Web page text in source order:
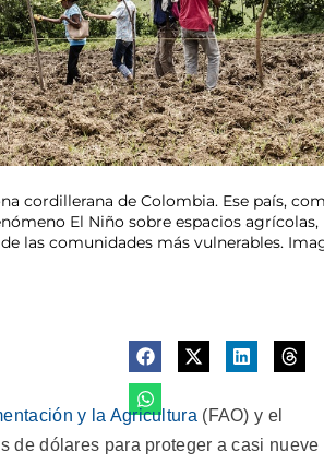
cordillerana de Colombia. Ese país,
El Niño sobre espacios
las comunidades más vulnerables.
y la Agricultura (FAO) y el
de dólares para proteger a casi nueve